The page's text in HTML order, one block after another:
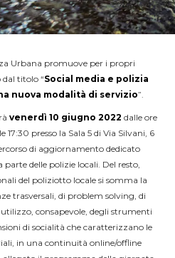
Urbana promuove per i propri
titolo “Social media e polizia
nuova modalità di servizio”.
venerdì 10 giugno 2022 dalle ore
17:30 presso la Sala 5 di Via Silvani, 6
di aggiornamento dedicato
delle polizie locali. Del resto,
del poliziotto locale si somma la
trasversali, di problem solving, di
consapevole, degli strumenti
di socialità che caratterizzano le
in una continuità online/offline